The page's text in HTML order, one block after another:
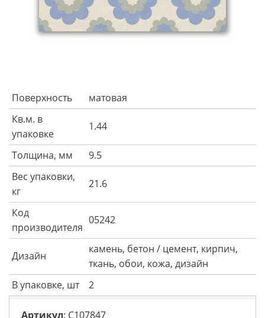
Поверхность
матовая
Кв.м. в
упаковке
1.44
Толщина, мм
9.5
Вес упаковки,
кг
21.6
Код
производителя
05242
Дизайн
камень, бетон / цемент, кирпич,
ткань, обои, кожа, дизайн
В упаковке, шт
2
Артикул: C107847